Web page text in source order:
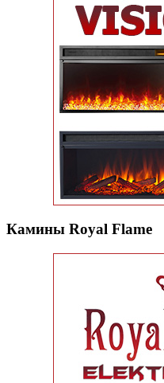
Камины Royal Flame